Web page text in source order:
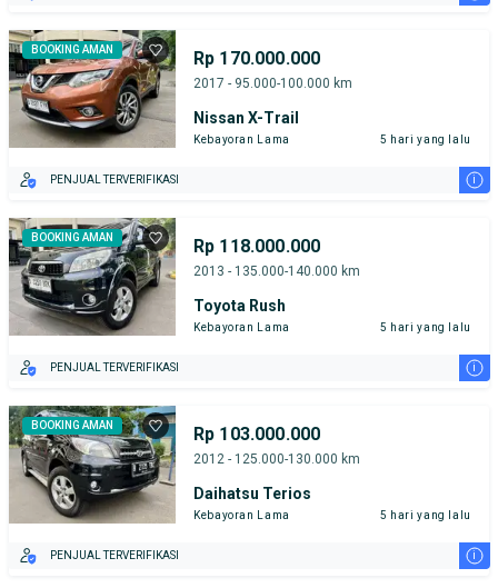
BOOKING AMAN Rp 170.000.000
2017 - 95.000-100.000 km
Nissan X-Trail
Kebayoran Lama 5 hari yang lalu
PENJUAL TERVERIFIKASI i
BOOKING AMAN Rp 118.000.000
2013 - 135.000-140.000 km
Toyota Rush
Kebayoran Lama 5 hari yang lalu
PENJUAL TERVERIFIKASI i
BOOKING AMAN Rp 103.000.000
2012 - 125.000-130.000 km
Daihatsu Terios
Kebayoran Lama 5 hari yang lalu
PENJUAL TERVERIFIKASI i